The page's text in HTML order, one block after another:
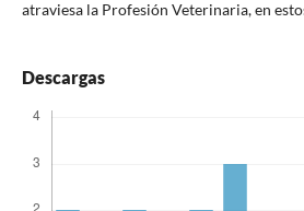
atraviesa la Profesión Veterinaria, en
Descargas